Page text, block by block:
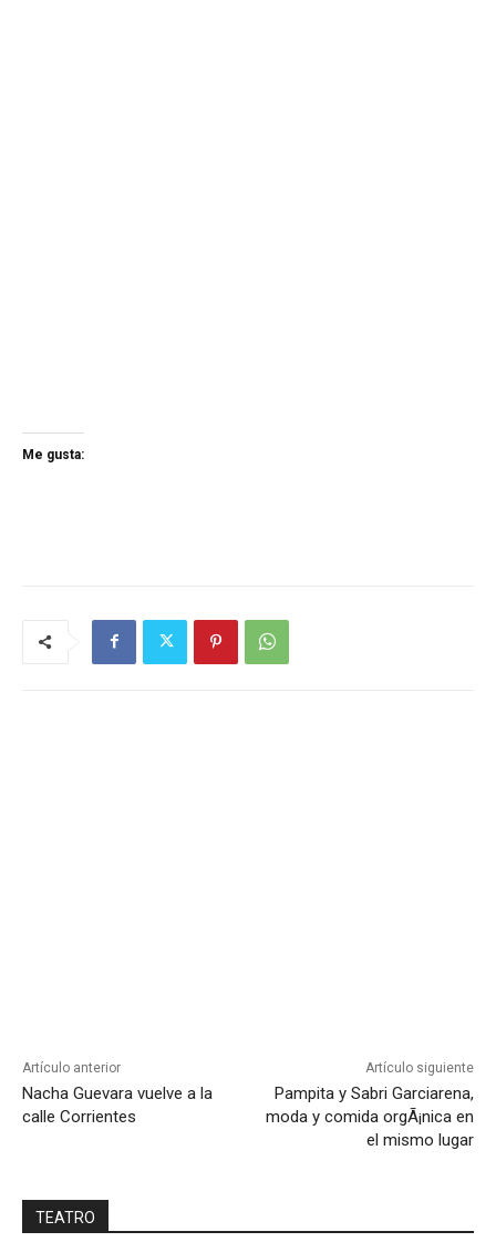
Me gusta:
Artículo anterior
Nacha Guevara vuelve a la
calle Corrientes
Artículo siguiente
Pampita y Sabri Garciarena,
moda y comida orgÃ¡nica en
el mismo lugar
TEATRO